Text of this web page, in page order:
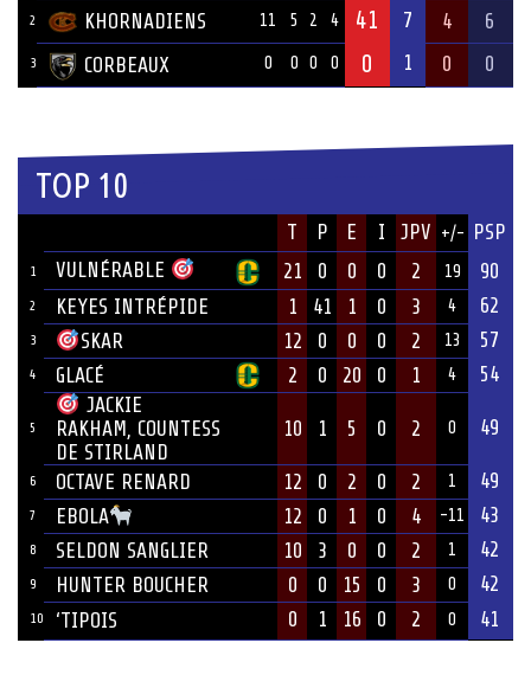
2 KHORNADIENS 11 5 2 4 41 7 4 6
3 CORBEAUX 0 0 0 0 0 1 0 0
TOP 10
T P E I JPV +/- PSP
1 VULNÉRABLE 21 0 0 0 2 19 90
2 KEYES INTRÉPIDE 1 41 1 0 3 4 62
3 SKAR 12 0 0 0 2 13 57
4 GLACÉ 2 0 20 0 1 4 54
5
JACKIE
RAKHAM, COUNTESS
DE STIRLAND
10 1 5 0 2 0 49
6 OCTAVE RENARD 12 0 2 0 2 1 49
7 EBOLA 12 0 1 0 4 -11 43
8 SELDON SANGLIER 10 3 0 0 2 1 42
9 HUNTER BOUCHER 0 0 15 0 3 0 42
10 ‘TIPOIS 0 1 16 0 2 0 41